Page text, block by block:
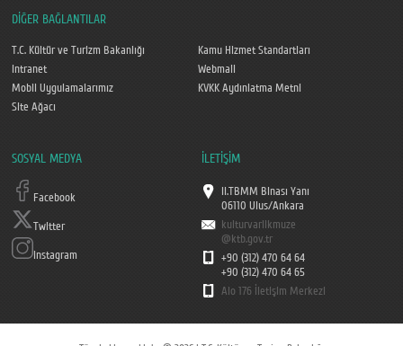
DİĞER BAĞLANTILAR
T.C. Kültür ve Turizm Bakanlığı
Kamu Hizmet Standartları
Intranet
Webmail
Mobil Uygulamalarımız
KVKK Aydınlatma Metni
Site Ağacı
SOSYAL MEDYA
Facebook
Twitter
Instagram
İLETİŞİM
II.TBMM Binası Yanı
06110 Ulus/Ankara
kulturvarlikmuze
@ktb.gov.tr
+90 (312) 470 64 64
+90 (312) 470 64 65
Alo 176 İletişim Merkezi